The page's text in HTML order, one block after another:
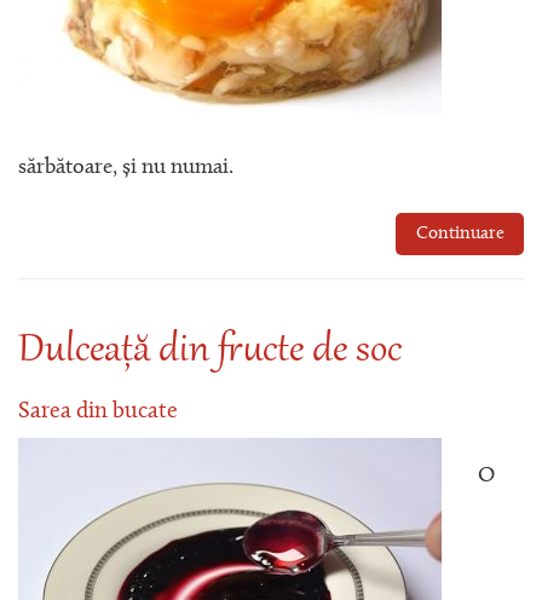
sărbătoare, și nu numai.
Continuare
Dulceață din fructe de soc
Sarea din bucate
O